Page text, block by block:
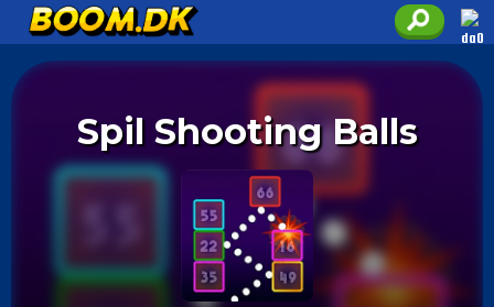
Spil Shooting Balls